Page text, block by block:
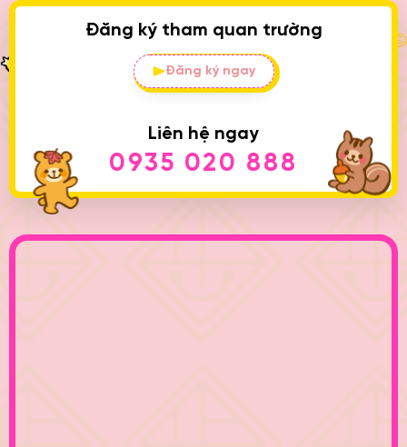
Đăng ký tham quan trường
Đăng ký ngay
Liên hệ ngay
0935 020 888